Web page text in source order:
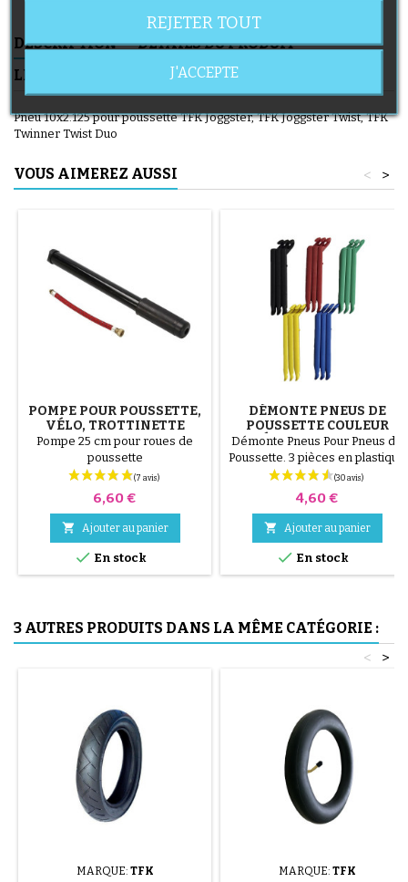
DESCRIPTION
DÉTAILS DU PRODUIT
LIVRAISON
Pneu 10x2.125 pour poussette TFK Joggster, TFK Joggster Twist, TFK
Twinner Twist Duo
VOUS AIMEREZ AUSSI >
<
POMPE POUR POUSSETTE,
VÉLO, TROTTINETTE
Pompe 25 cm pour roues de
poussette
Prix
6,60 €
 Ajouter au panier
 En stock
DÉMONTE PNEUS DE
POUSSETTE COULEUR
ALÉATOIRE 1 LOT DE 3
PIÈCES
Démonte Pneus Pour Pneus de
Poussette. 3 pièces en plastique
de haute qualité, couleur
aléatoire, noir, rouge, vert,
jaune et bleu ou 3 pièces en
acier ( gris ) Le montage du
uniquement à la main, cela évite
de percer la chambre à air.
Prix
4,60 €
 Ajouter au panier
 En stock
3 AUTRES PRODUITS DANS LA MÊME CATÉGORIE :
>
<
MARQUE: TFK MARQUE: TFK
REJETER TOUT
J'ACCEPTE